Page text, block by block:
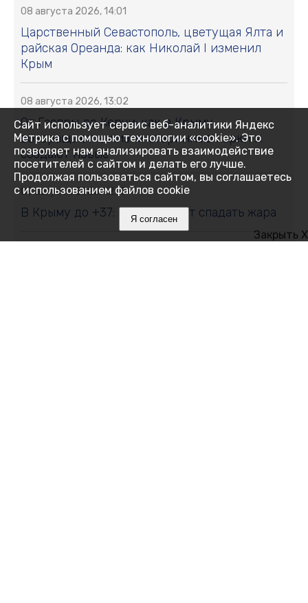
08 августа 2026, 14:01
Царственный Севастополь, цветущая Ялта и
райская Ореанда: как Николай I изменил
Крым
08 августа 2026, 13:02
От Гаспры до Керчи: как в Крыму
возвращают к жизни старинные парки и
создают новые
08 августа 2026, 12:15
В Крыму до +37: когда начнёт спадать жара
Закрыть X
Сайт использует сервис веб-аналитики Яндекс
Метрика с помощью технологии «cookie». Это
позволяет нам анализировать взаимодействие
посетителей с сайтом и делать его лучше.
Продолжая пользоваться сайтом, вы соглашаетесь
с использованием файлов cookie
Я согласен